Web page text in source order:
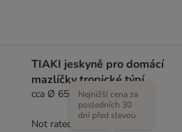
TIAKI jeskyně pro domácí
mazlíčky tropické týpí
cca Ø 65 x V 75 cm
Nejnižší cena za
posledních 30
dní před slevou
Not rated